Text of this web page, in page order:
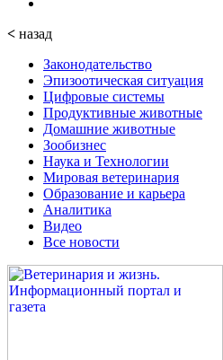
< назад
Законодательство
Эпизоотическая ситуация
Цифровые системы
Продуктивные животные
Домашние животные
Зообизнес
Наука и Технологии
Мировая ветеринария
Образование и карьера
Аналитика
Видео
Все новости